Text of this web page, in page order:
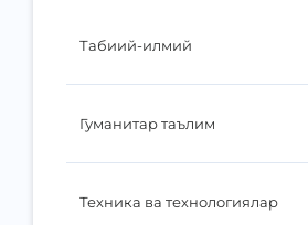
Табиий-илмий
Гуманитар таълим
Техника ва технологиялар